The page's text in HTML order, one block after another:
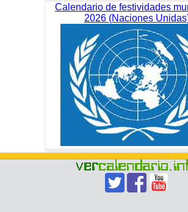
Calendario de festividades
2026 (Naciones